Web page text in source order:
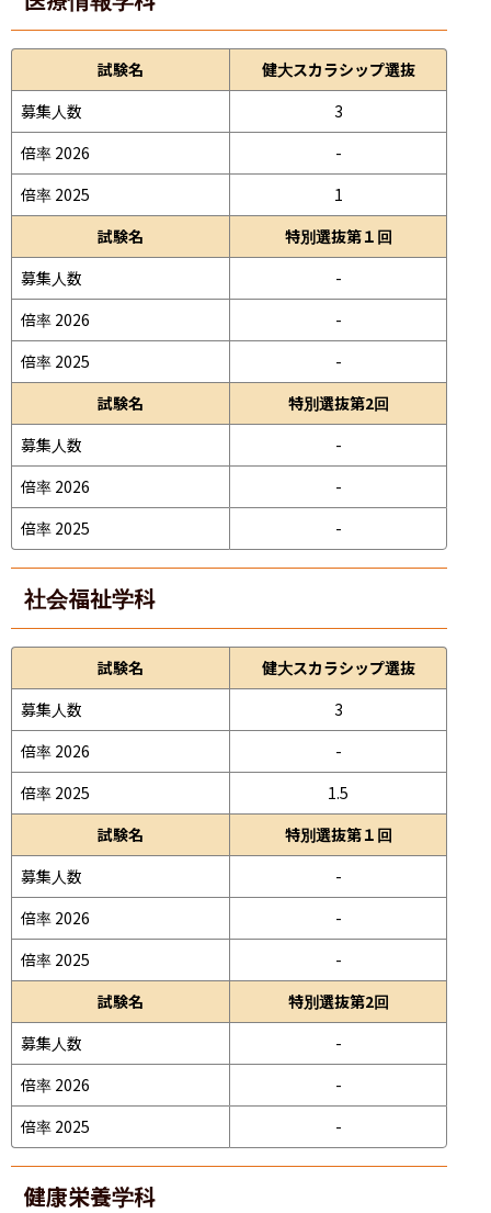
試験名
健大スカラシップ選抜
募集人数
3
倍率 2026
-
倍率 2025
1
試験名
特別選抜第１回
募集人数
-
倍率 2026
-
倍率 2025
-
試験名
特別選抜第2回
募集人数
-
倍率 2026
-
倍率 2025
-
社会福祉学科
試験名
健大スカラシップ選抜
募集人数
3
倍率 2026
-
倍率 2025
1.5
試験名
特別選抜第１回
募集人数
-
倍率 2026
-
倍率 2025
-
試験名
特別選抜第2回
募集人数
-
倍率 2026
-
倍率 2025
-
健康栄養学科